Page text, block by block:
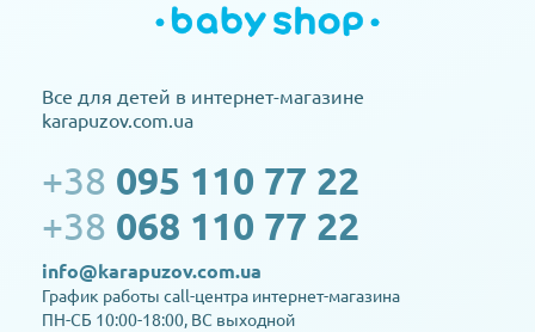
Все для детей в интернет-магазине
karapuzov.com.ua
+38 095 110 77 22
+38 068 110 77 22
info@karapuzov.com.ua
График работы call-центра интернет-магазина
ПН-СБ 10:00-18:00, ВС выходной